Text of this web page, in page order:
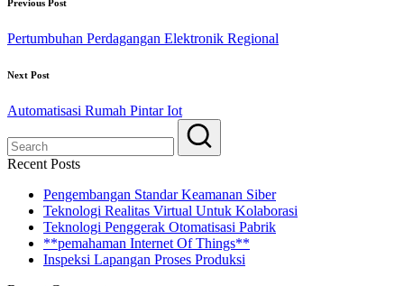
Previous Post
Pertumbuhan Perdagangan Elektronik Regional
Next Post
Automatisasi Rumah Pintar Iot
Recent Posts
Pengembangan Standar Keamanan Siber
Teknologi Realitas Virtual Untuk Kolaborasi
Teknologi Penggerak Otomatisasi Pabrik
**pemahaman Internet Of Things**
Inspeksi Lapangan Proses Produksi